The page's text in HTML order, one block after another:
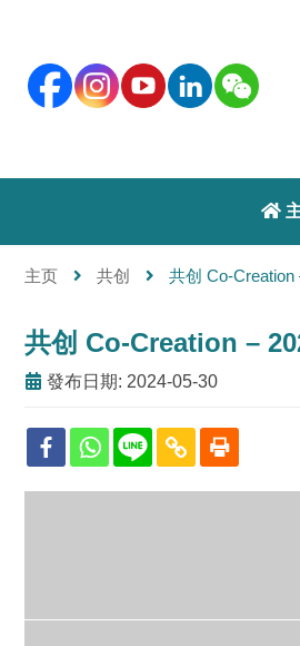

主页 共创 共创 Co-Creation
共创 Co-Creation –
發布日期: 2024-05-30